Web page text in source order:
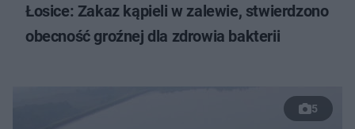
Łosice: Zakaz kąpieli w zalewie, stwierdzono
obecność groźnej dla zdrowia bakterii
5